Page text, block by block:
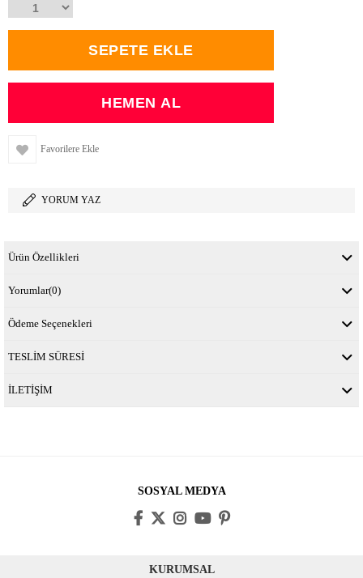
Favorilere Ekle
YORUM YAZ
Ürün Özellikleri
Yorumlar(0)
Ödeme Seçenekleri
TESLİM SÜRESİ
İLETİŞİM
SOSYAL MEDYA
KURUMSAL